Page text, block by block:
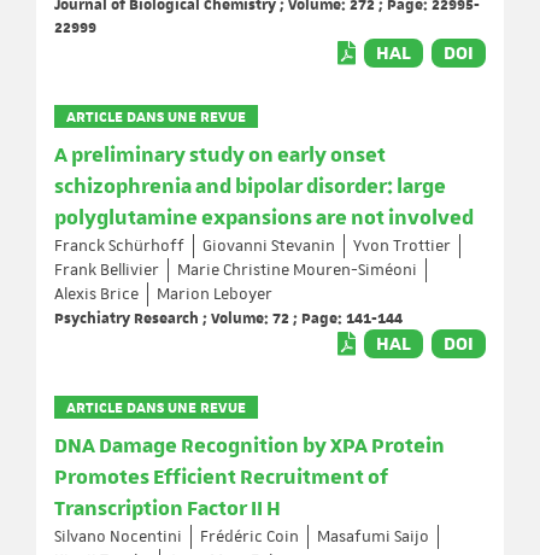
22999
HAL DOI
ARTICLE DANS UNE REVUE
A preliminary study on early onset
schizophrenia and bipolar disorder: large
polyglutamine expansions are not involved
Franck Schürhoff Giovanni Stevanin
Yvon Trottier
Frank Bellivier
Marie Christine Mouren-Siméoni
Alexis Brice
Marion Leboyer
Psychiatry Research ; Volume: 72 ; Page: 141-144
HAL DOI
ARTICLE DANS UNE REVUE
DNA Damage Recognition by XPA Protein
Promotes Efficient Recruitment of
Transcription Factor II H
Silvano Nocentini Frédéric Coin
Masafumi Saijo